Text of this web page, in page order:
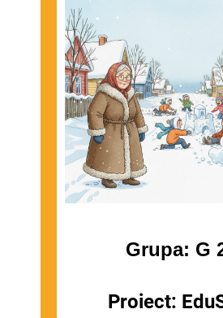
Grupa: G
Proiect: